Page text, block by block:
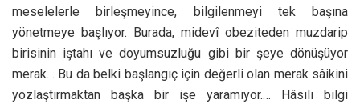
meselelerle birleşmeyince, bilgilenmeyi tek başına
yönetmeye başlıyor. Burada, midevî obeziteden muzdarip
birisinin iştahı ve doyumsuzluğu gibi bir şeye dönüşüyor
merak… Bu da belki başlangıç için değerli olan merak sâikini
yozlaştırmaktan başka bir işe yaramıyor.… Hâsılı bilgi